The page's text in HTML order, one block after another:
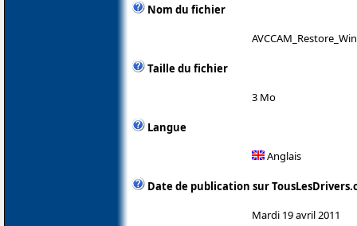
Nom du fichier
Taille du fichier
3 Mo
Langue
Anglais
Date de publication sur
Mardi 19 avril 2011